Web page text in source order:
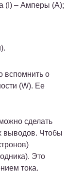
(I) – Амперы (А);
вспомнить о
(W). Ее
сделать
выводов. Чтобы
Это
тока.